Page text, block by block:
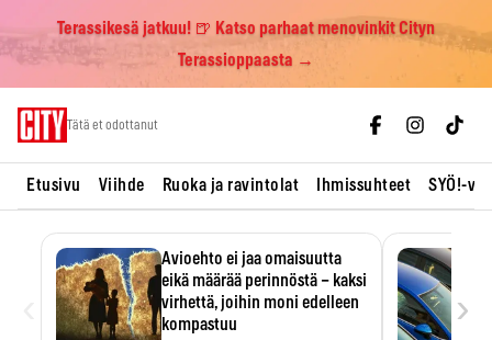
Terassikesä jatkuu! 🍺 Katso parhaat menovinkit Cityn
Terassioppaasta →
Tätä et odottanut
Etusivu Viihde Ruoka ja ravintolat Ihmissuhteet SYÖ!-
Avioehto ei jaa omaisuutta
eikä määrää perinnöstä – kaksi
virhettä, joihin moni edelleen
kompastuu
›